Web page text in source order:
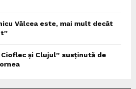
Vâlcea este, mai mult decât
și Clujul” susținută de